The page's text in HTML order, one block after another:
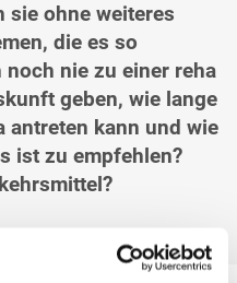
sie ohne weiteres
die es so
nie zu einer reha
geben, wie lange
antreten kann und wie
ist zu empfehlen?